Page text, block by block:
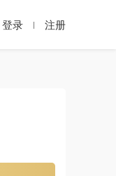
登录 注册